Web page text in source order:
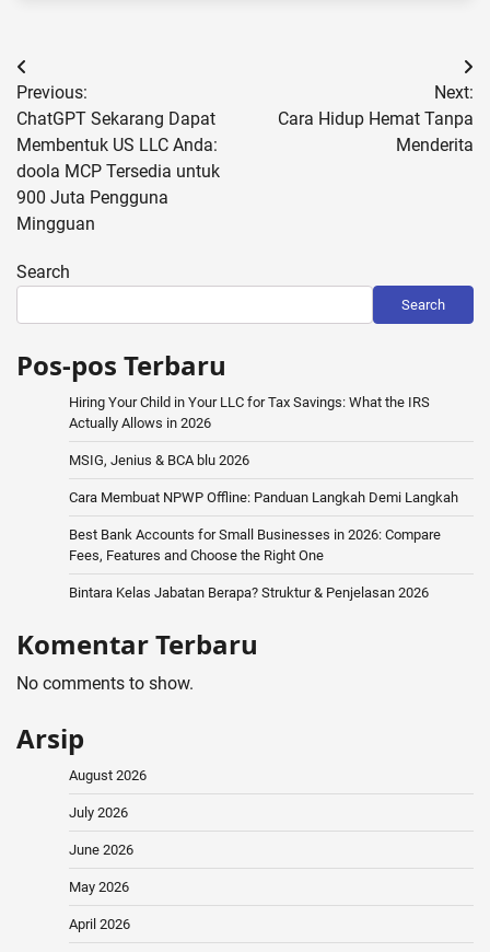
Post
navigation
Previous:
ChatGPT Sekarang Dapat
Membentuk US LLC Anda:
doola MCP Tersedia untuk
900 Juta Pengguna
Mingguan
Next:
Cara Hidup Hemat Tanpa
Menderita
Search
Search
Pos-pos Terbaru
Hiring Your Child in Your LLC for Tax Savings: What the IRS
Actually Allows in 2026
MSIG, Jenius & BCA blu 2026
Cara Membuat NPWP Offline: Panduan Langkah Demi Langkah
Best Bank Accounts for Small Businesses in 2026: Compare
Fees, Features and Choose the Right One
Bintara Kelas Jabatan Berapa? Struktur & Penjelasan 2026
Komentar Terbaru
No comments to show.
Arsip
August 2026
July 2026
June 2026
May 2026
April 2026